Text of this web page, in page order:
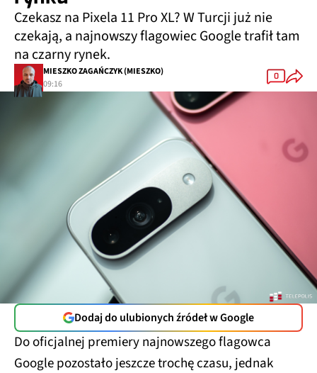
Czekasz na Pixela 11 Pro XL? W Turcji już nie
czekają, a najnowszy flagowiec Google trafił tam
na czarny rynek.
MIESZKO ZAGAŃCZYK (MIESZKO)
09:16
0
Dodaj do ulubionych źródeł w Google
Do oficjalnej premiery najnowszego flagowca
Google pozostało jeszcze trochę czasu, jednak